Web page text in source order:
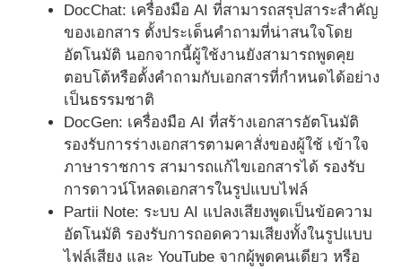
DocChat: เครื่องมือ AI ที่สามารถสรุปสาระสำคัญ
ของเอกสาร ตั้งประเด็นคำถามที่น่าสนใจโดย
อัตโนมัติ นอกจากนี้ผู้ใช้งานยังสามารถพูดคุย
ตอบโต้หรือตั้งคำถามกับเอกสารที่กำหนดได้อย่าง
เป็นธรรมชาติ
DocGen: เครื่องมือ AI ที่สร้างเอกสารอัตโนมัติ
รองรับการร่างเอกสารตามคาสั่งของผู้ใช้ เข้าใจ
ภาษาราชการ สามารถแก้ไขเอกสารได้ รองรับ
การดาวน์โหลดเอกสารในรูปแบบไฟล์
Partii Note: ระบบ AI แปลงเสียงพูดเป็นข้อความ
อัตโนมัติ รองรับการถอดความเสียงทั้งในรูปแบบ
ไฟล์เสียง และ YouTube จากผู้พูดคนเดียว หรือ